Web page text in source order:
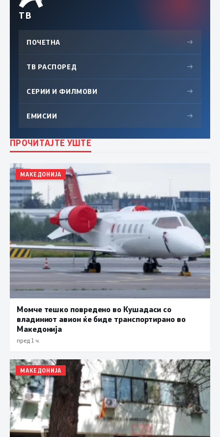
ТВ
ПОЧЕТНА →
ТВ РАСПОРЕД →
СЕРИИ И ФИЛМОВИ →
ЕМИСИИ →
ПРОЧИТАЈТЕ УШТЕ
МАКЕДОНИЈА
Момче тешко повредено во Кушадаси со
владиниот авион ќе биде транспортирано во
Македонија
пред 1 ч.
МАКЕДОНИЈА